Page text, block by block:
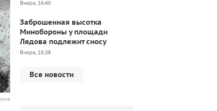
Вчера, 16:49
Заброшенная высотка
Минобороны у площади
Лядова подлежит сносу
Вчера, 16:38
Все новости